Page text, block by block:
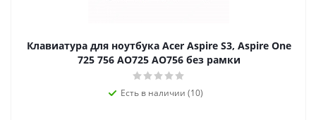
Клавиатура для ноутбука Acer Aspire S3, Aspire One
725 756 AO725 AO756 без рамки
Есть в наличии (10)